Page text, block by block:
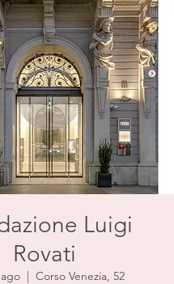
Luigi
Rovati
  |
Corso Venezia, 52